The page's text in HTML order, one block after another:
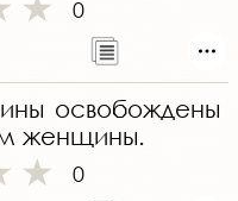
0
освобождены
женщины.
0